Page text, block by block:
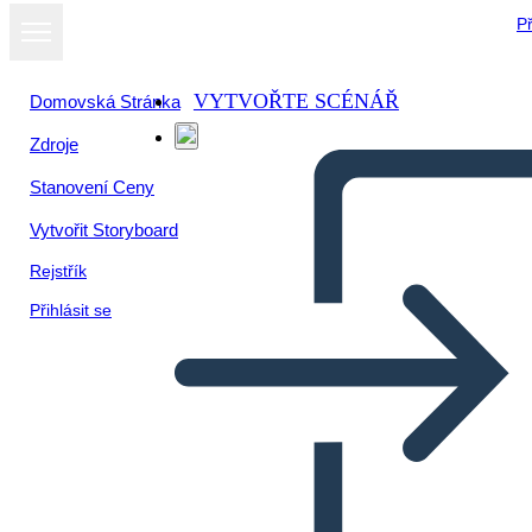
Domovská Stránka
Zdroje
Stanovení Ceny
Vytvořit Storyboard
Rejstřík
Přihlásit se
VYTVOŘTE SCÉNÁŘ